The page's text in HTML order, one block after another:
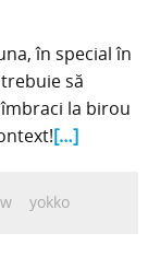
în special în
să
la birou
[…]
yokko